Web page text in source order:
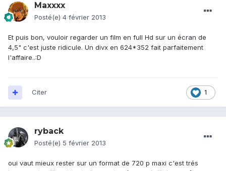
Maxxxx
Posté(e) 4 février 2013
Et puis bon, vouloir regarder un film en full Hd sur un écran de
4,5" c'est juste ridicule. Un divx en 624*352 fait parfaitement
l'affaire..:D
1
Citer
ryback
Posté(e) 5 février 2013
oui vaut mieux rester sur un format de 720 p maxi c'est trés